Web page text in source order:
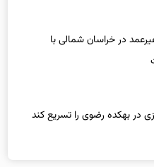
غیرعمد در خراسان شمالی با
در بهکده رضوی را تسریع کند